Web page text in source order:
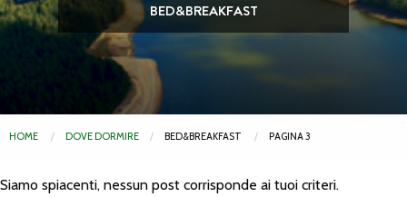
BED&BREAKFAST
HOME DOVE DORMIRE BED&BREAKFAST PAGINA 3
Siamo spiacenti, nessun post corrisponde ai tuoi criteri.